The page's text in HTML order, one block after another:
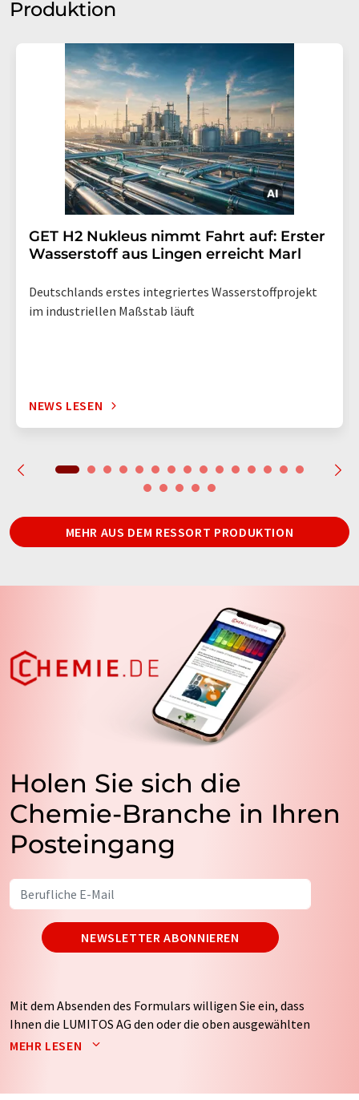
Produktion
GET H2 Nukleus nimmt Fahrt auf: Erster
Wasserstoff aus Lingen erreicht Marl
Deutschlands erstes integriertes Wasserstoffprojekt
im industriellen Maßstab läuft
NEWS LESEN
MEHR AUS DEM RESSORT PRODUKTION
Holen Sie sich die
Chemie-Branche in Ihren
Posteingang
NEWSLETTER ABONNIEREN
Mit dem Absenden des Formulars willigen Sie ein, dass
Ihnen die LUMITOS AG den oder die oben ausgewählten
Newsletter per E-Mail zusendet. Ihre Daten werden
MEHR LESEN